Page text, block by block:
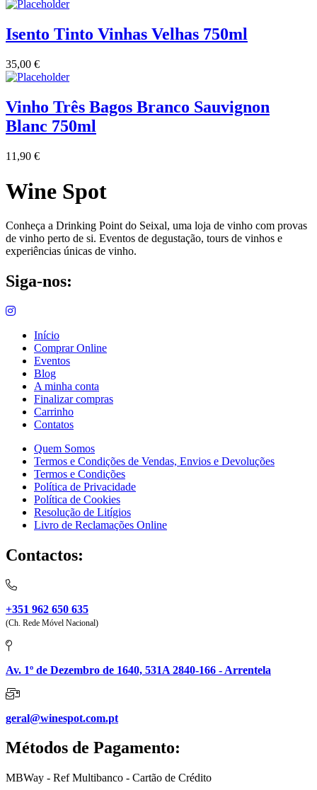
Isento Tinto Vinhas Velhas 750ml
35,00 €
Vinho Três Bagos Branco Sauvignon
Blanc 750ml
11,90 €
Wine Spot
Conheça a Drinking Point do Seixal, uma loja de vinho com provas
de vinho perto de si. Eventos de degustação, tours de vinhos e
experiências únicas de vinho.
Siga-nos:
Início
Comprar Online
Eventos
Blog
A minha conta
Finalizar compras
Carrinho
Contatos
Quem Somos
Termos e Condições de Vendas, Envios e Devoluções
Termos e Condições
Política de Privacidade
Política de Cookies
Resolução de Litígios
Livro de Reclamações Online
Contactos:
+351 962 650 635
(Ch. Rede Móvel Nacional)
Av. 1º de Dezembro de 1640, 531A 2840-166 - Arrentela
geral@winespot.com.pt
Métodos de Pagamento:
MBWay - Ref Multibanco - Cartão de Crédito